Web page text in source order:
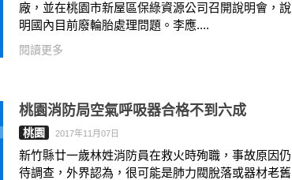
廠，並在桃園市新屋區保綠資源公司召開說明會，說
明國內目前廢輪胎處理問題。李應....
閱讀更多
桃園消防局空氣呼吸器合格不到六成
桃園 2017年11月07日
新竹縣廿一歲林姓消防員在救火時殉職，事故原因仍
待調查，外界認為，很可能是肺力閥脫落或器材老舊